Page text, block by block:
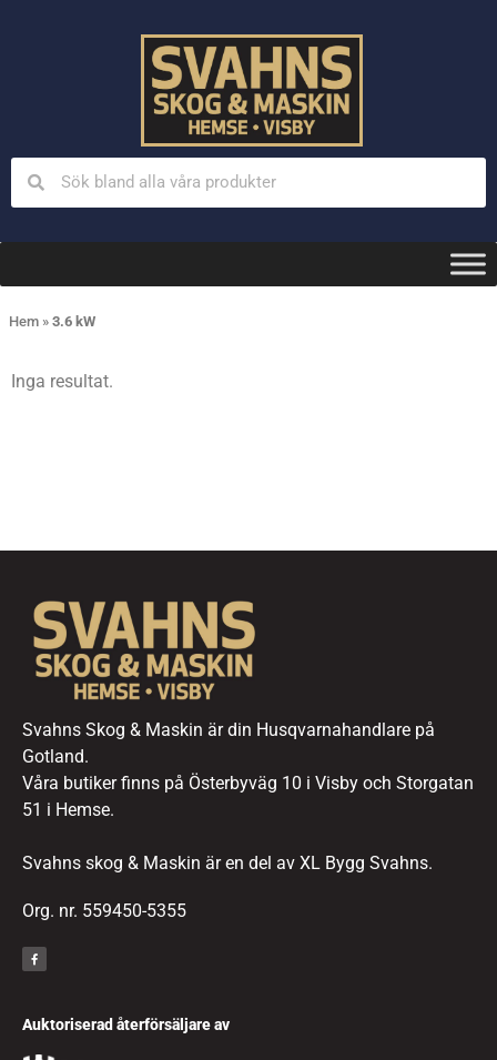
Hem » 3.6 kW
Inga resultat.
Svahns Skog & Maskin är din Husqvarnahandlare på
Gotland.
Våra butiker finns på Österbyväg 10 i Visby och Storgatan
51 i Hemse.
Svahns skog & Maskin är en del av XL Bygg Svahns.
Org. nr. 559450-5355
Auktoriserad återförsäljare av